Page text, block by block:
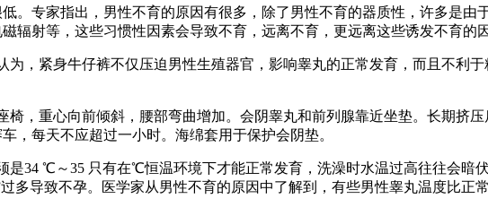
专家指出，男性不育的原因有很多，除了男性不育的器质性，许多是由
辐射等，这些习惯性因素会导致不育，远离不育，更远离这些诱发不育的因
紧身牛仔裤不仅压迫男性生殖器官，影响睾丸的正常发育，而且不利
重心向前倾斜，腰部弯曲增加。会阴睾丸和前列腺靠近坐垫。长期挤
，每天不应超过一小时。海绵套用于保护会阴垫。
34 ℃～35 只有在℃恒温环境下才能正常发育，洗澡时水温过高往往会暗
多导致不孕。医学家从男性不育的原因中了解到，有些男性睾丸温度比正